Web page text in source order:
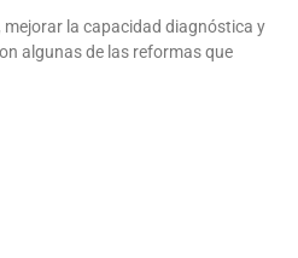
la capacidad diagnóstica y
algunas de las reformas que